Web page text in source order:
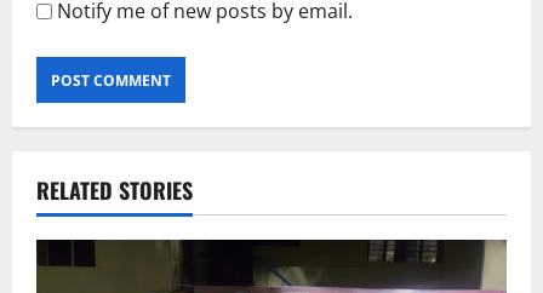
Notify me of new posts by email.
RELATED STORIES